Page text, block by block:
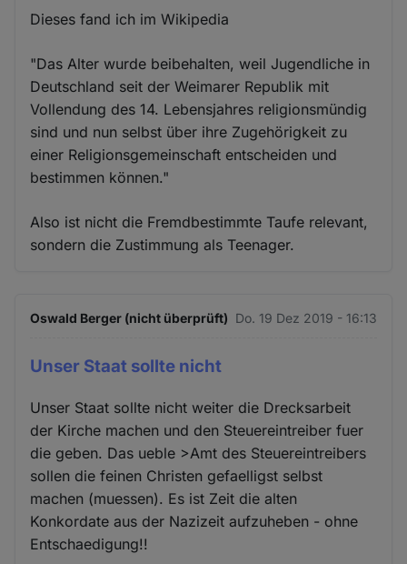
Dieses fand ich im Wikipedia
"Das Alter wurde beibehalten, weil Jugendliche in
Deutschland seit der Weimarer Republik mit
Vollendung des 14. Lebensjahres religionsmündig
sind und nun selbst über ihre Zugehörigkeit zu
einer Religionsgemeinschaft entscheiden und
bestimmen können."
Also ist nicht die Fremdbestimmte Taufe relevant,
sondern die Zustimmung als Teenager.
Oswald Berger (nicht überprüft) Do. 19 Dez 2019 - 16:13
Unser Staat sollte nicht
Unser Staat sollte nicht weiter die Drecksarbeit
der Kirche machen und den Steuereintreiber fuer
die geben. Das ueble >Amt des Steuereintreibers
sollen die feinen Christen gefaelligst selbst
machen (muessen). Es ist Zeit die alten
Konkordate aus der Nazizeit aufzuheben - ohne
Entschaedigung!!